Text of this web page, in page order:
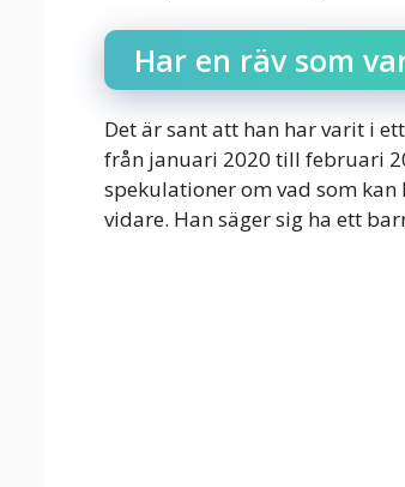
Har en räv som
Det är sant att han har varit i
från januari 2020 till februari
spekulationer om vad som
vidare. Han säger sig ha ett